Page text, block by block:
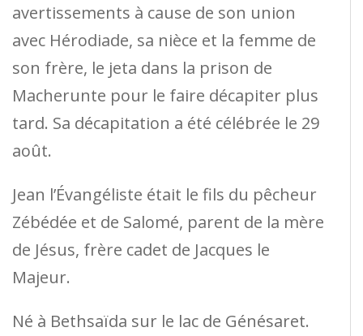
avertissements à cause de son union
avec Hérodiade, sa nièce et la femme de
son frère, le jeta dans la prison de
Macherunte pour le faire décapiter plus
tard. Sa décapitation a été célébrée le 29
août.
Jean l’Évangéliste était le fils du pêcheur
Zébédée et de Salomé, parent de la mère
de Jésus, frère cadet de Jacques le
Majeur.
Né à Bethsaïda sur le lac de Génésaret.